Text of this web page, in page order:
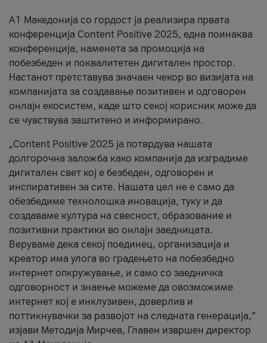
А1 Македонија со гордост ја реализира првата
конференција Content Positive 2025, една поинаква
конференција, наменета за промоција на
побезбеден и поквалитетен дигитален простор.
Настанот претставува значаен чекор во визијата на
компанијата за создавање позитивен и одговорен
онлајн екосистем, каде што секој корисник може да
се чувствува заштитено и информирано.
„Content Positive 2025 ја потврдува нашата
долгорочна заложба како компанија да изградиме
дигитален свет кој е безбеден, одговорен и
инспиративен за сите. Нашата цел не е само да
обезбедиме технолошка иновација, туку и да
создаваме култура на свесност, образование и
позитивни практики во онлајн заедницата.
Веруваме дека секој поединец, организација и
креатор има улога во градењето на побезбедно
интернет опкружување, и само со заедничка
одговорност и знаење можеме да овозможиме
интернет кој е инклузивен, доверлив и
поттикнувачки за развојот на следната генерација,“
изјави Методија Мирчев, Главен извршен директор